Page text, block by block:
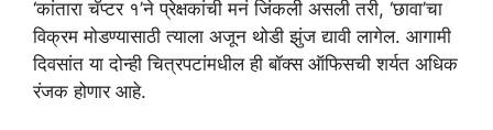
‘कांतारा चॅप्टर १’ने प्रेक्षकांची मनं जिंकली असली तरी, ‘छावा’चा
विक्रम मोडण्यासाठी त्याला अजून थोडी झुंज द्यावी लागेल. आगामी
दिवसांत या दोन्ही चित्रपटांमधील ही बॉक्स ऑफिसची शर्यत अधिक
रंजक होणार आहे.